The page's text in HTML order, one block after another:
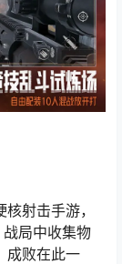
射击手游，
战局中收集物
成败在此一